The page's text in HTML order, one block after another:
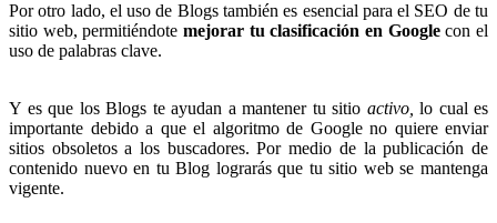
Por otro lado, el uso de Blogs también es esencial para el SEO de tu
sitio web, permitiéndote mejorar tu clasificación en Googlecon el
uso de palabras clave.
Y es que los Blogs te ayudan a mantener tu sitio activo, lo cual es
importante debido a que el algoritmo de Google no quiere enviar
sitios obsoletos a los buscadores. Por medio de la publicación de
contenido nuevo en tu Blog lograrás que tu sitio web se mantenga
vigente.